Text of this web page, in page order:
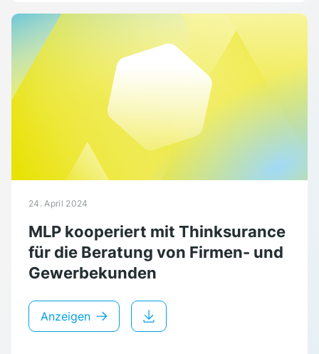
24. April 2024
MLP kooperiert mit Thinksurance
für die Beratung von Firmen- und
Gewerbekunden
Anzeigen